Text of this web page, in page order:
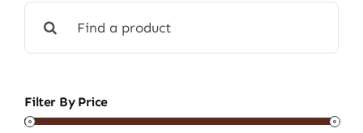
for:
Filter By Price